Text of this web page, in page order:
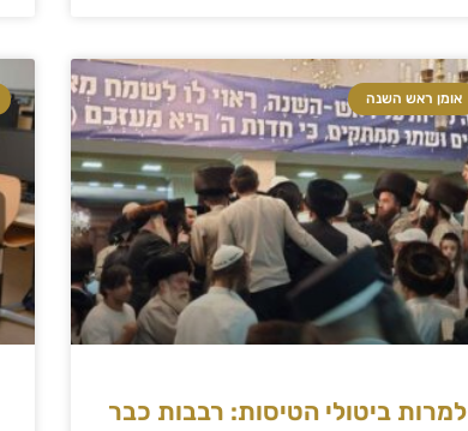
אומן ראש השנה
למרות ביטולי הטיסות: רבבות כבר